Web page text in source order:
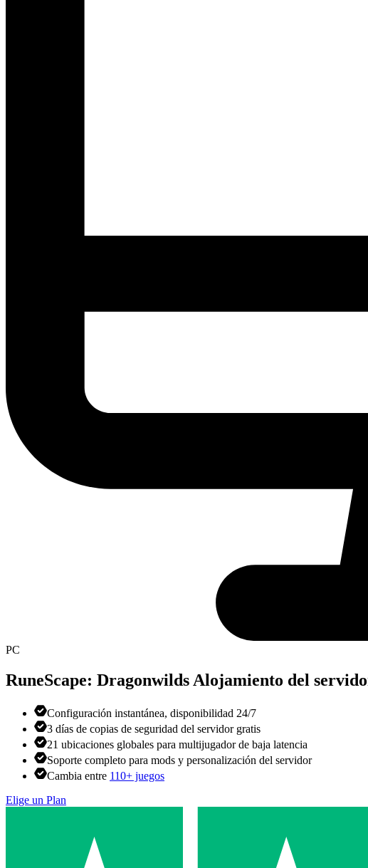
PC
RuneScape: Dragonwilds Alojamiento del
Configuración instantánea, disponibilidad 24/7
3 días de copias de seguridad del servidor gratis
21 ubicaciones globales para multijugador de baja latencia
Soporte completo para mods y personalización del servidor
Cambia entre 110+ juegos
Elige un Plan